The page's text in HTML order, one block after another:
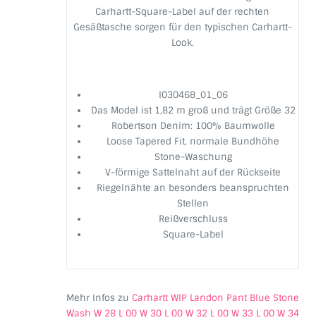
Carhartt-Square-Label auf der rechten
Gesäßtasche sorgen für den typischen Carhartt-
Look.
I030468_01_06
Das Model ist 1,82 m groß und trägt Größe 32
Robertson Denim: 100% Baumwolle
Loose Tapered Fit, normale Bundhöhe
Stone-Waschung
V-förmige Sattelnaht auf der Rückseite
Riegelnähte an besonders beanspruchten
Stellen
Reißverschluss
Square-Label
Mehr Infos zu Carhartt WIP Landon Pant Blue Stone
Wash W 28 L 00 W 30 L 00 W 32 L 00 W 33 L 00 W 34